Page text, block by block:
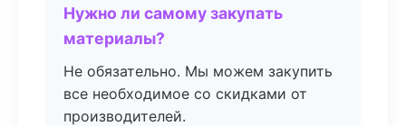
Нужно ли самому закупать
материалы?
Не обязательно. Мы можем закупить
все необходимое со скидками от
производителей.